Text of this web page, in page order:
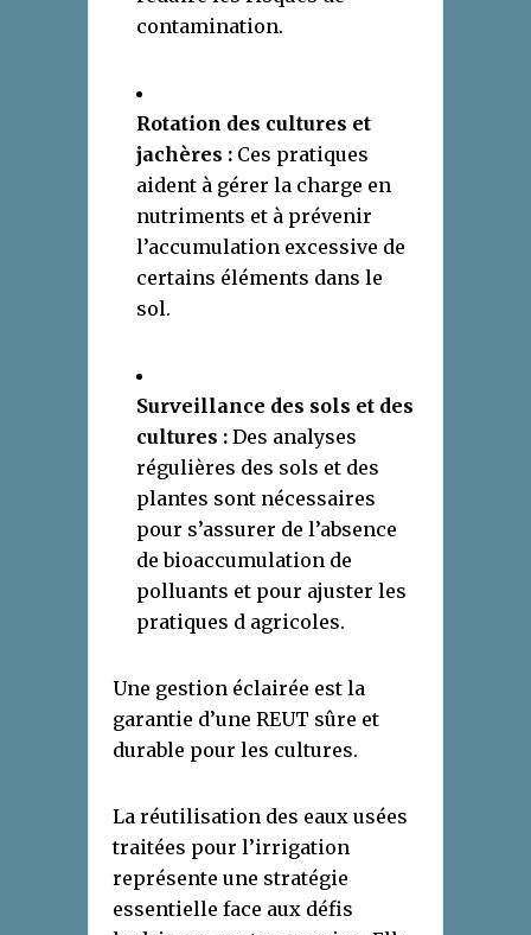
contamination.
Rotation des cultures et
jachères : Ces pratiques
aident à gérer la charge en
nutriments et à prévenir
l’accumulation excessive de
certains éléments dans le
sol.
Surveillance des sols et des
cultures : Des analyses
régulières des sols et des
plantes sont nécessaires
pour s’assurer de l’absence
de bioaccumulation de
polluants et pour ajuster les
pratiques d agricoles.
Une gestion éclairée est la
garantie d’une REUT sûre et
durable pour les cultures.
La réutilisation des eaux usées
traitées pour l’irrigation
représente une stratégie
essentielle face aux défis